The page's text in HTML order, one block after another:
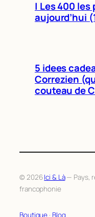
| Les 400 les
aujourd’hui
5 idees
Correzien
couteau de
© 2026Ici & Là— Pays,
francophonie
Boutique · Blog